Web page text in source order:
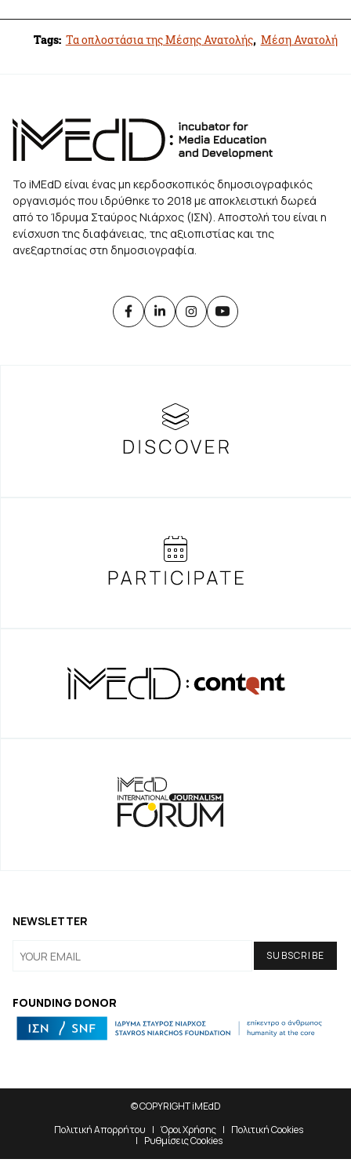
Tags: Τα οπλοστάσια της Μέσης Ανατολής, Μέση Ανατολή
Το iMEdD είναι ένας μη κερδοσκοπικός δημοσιογραφικός
οργανισμός που ιδρύθηκε το 2018 με αποκλειστική δωρεά
από το Ίδρυμα Σταύρος Νιάρχος (ΙΣΝ). Αποστολή του είναι η
ενίσχυση της διαφάνειας, της αξιοπιστίας και της
ανεξαρτησίας στη δημοσιογραφία.
FOUNDING DONOR
NEWSLETTER
© COPYRIGHT iMEdD
Πολιτική Απορρήτου
Όροι Χρήσης
Πολιτική Cookies
Ρυθμίσεις Cookies